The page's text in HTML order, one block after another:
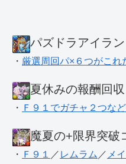
パズドラアイラ
・ 厳選周回パ×６つがこれ
夏休みの報酬回収
・ Ｆ９１でガチャ２つなど
魔夏の+限界突破
・ Ｆ９１ ／ レムラム ／ メ